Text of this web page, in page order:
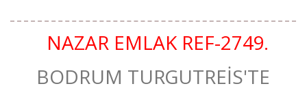
NAZAR EMLAK REF-2749.
BODRUM TURGUTREİS'TE